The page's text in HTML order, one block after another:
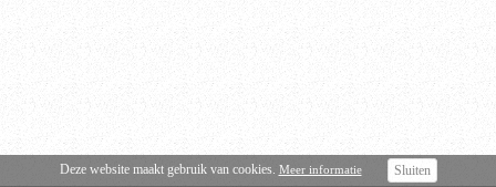
Deze website maakt gebruik van cookies. Meer informatie Sluiten